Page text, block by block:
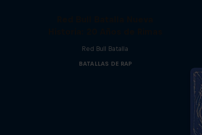
Red Bull Batalla
BATALLAS DE RAP